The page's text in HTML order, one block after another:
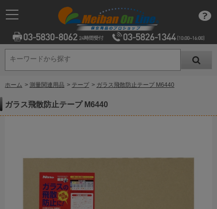
キーワードから探す
キーワードから探す
ホーム > 測量関連用品 > テープ > ガラス飛散防止テープ M6440
ガラス飛散防止テープ M6440